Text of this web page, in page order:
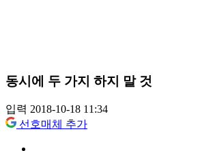
동시에 두 가지 하지 말 것
입력 2018-10-18 11:34
선호매체 추가